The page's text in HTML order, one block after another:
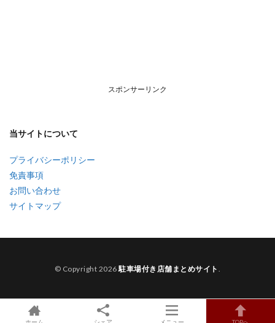
スポンサーリンク
当サイトについて
プライバシーポリシー
免責事項
お問い合わせ
サイトマップ
© Copyright 2026駐車場付き店舗まとめサイト